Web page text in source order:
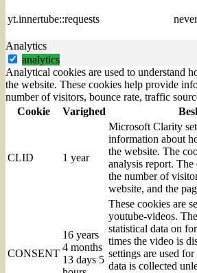
yt.innertube::requests never
Analytics
analytics
Analytical cookies are used to understand
the website. These cookies help provide
number of visitors, bounce rate, traffic
Cookie
Varighed
CLID 1 year
Microsoft Clarity
information about
the website. The
analysis report.
the number of
website, and the
CONSENT
16 years
4 months
13 days 5
These cookies are
youtube-videos.
statistical data on
times the video is
settings are used
data is collected